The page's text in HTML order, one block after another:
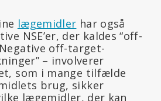
lægemidler har også
NSE’er, der kaldes “off-
off-target-
– involverer
som i mange tilfælde
brug, sikker
lægemidler, der kan